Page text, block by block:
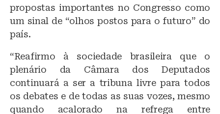
propostas importantes no Congresso como
um sinal de “olhos postos para o futuro” do
país.
“Reafirmo à sociedade brasileira que o
plenário da Câmara dos Deputados
continuará a ser a tribuna livre para todos
os debates e de todas as suas vozes, mesmo
quando acalorado na refrega entre